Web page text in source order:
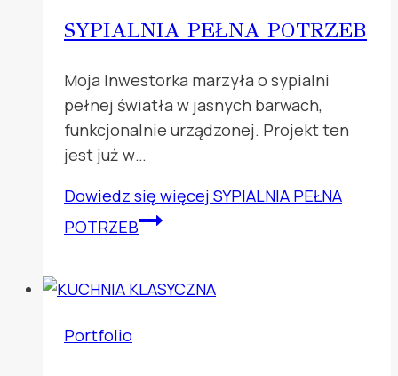
SYPIALNIA PEŁNA POTRZEB
Moja Inwestorka marzyła o sypialni
pełnej światła w jasnych barwach,
funkcjonalnie urządzonej. Projekt ten
jest już w…
Dowiedz się więcej SYPIALNIA PEŁNA
POTRZEB
Portfolio